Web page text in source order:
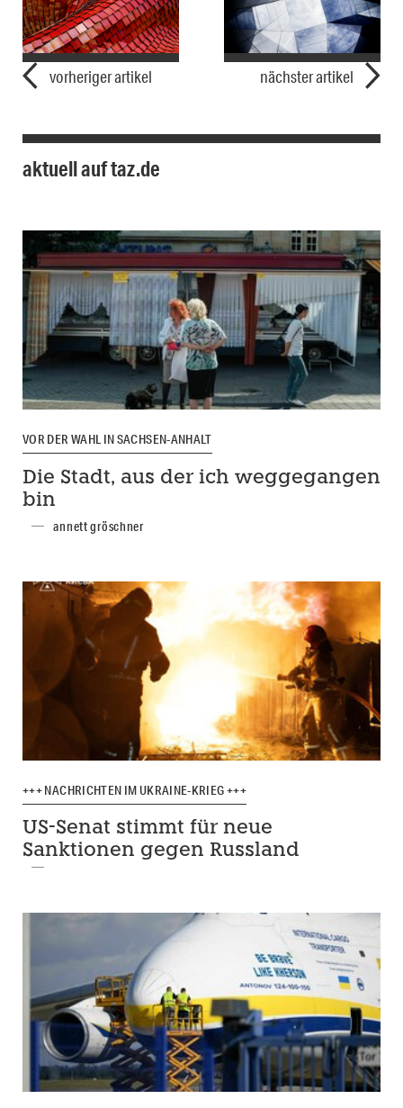
vorheriger artikel nächster artikel
aktuell auf taz.de
VOR DER WAHL IN SACHSEN-ANHALT
Die Stadt, aus der ich weggegangen
bin
annett gröschner
+++ NACHRICHTEN IM UKRAINE-KRIEG +++
US-Senat stimmt für neue
Sanktionen gegen Russland